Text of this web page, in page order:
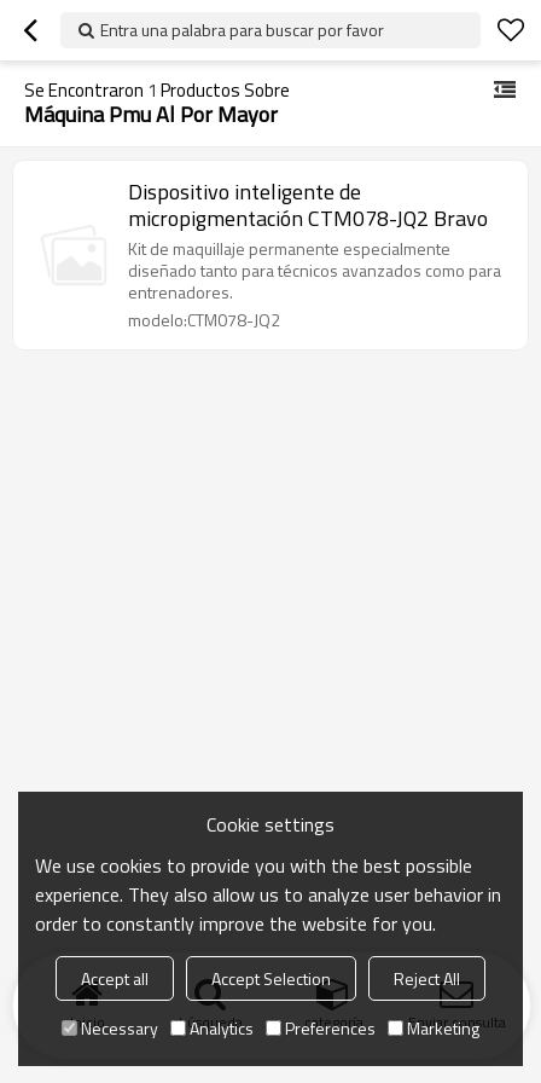
Entra una palabra para buscar por favor
Se Encontraron 1 Productos Sobre
Máquina Pmu Al Por Mayor
Dispositivo inteligente de
micropigmentación CTM078-JQ2 Bravo
Kit de maquillaje permanente especialmente
diseñado tanto para técnicos avanzados como para
entrenadores.
modelo:CTM078-JQ2
Inicio búsqueda categoría Enviar consulta
Cookie settings
We use cookies to provide you with the best possible
experience. They also allow us to analyze user behavior in
order to constantly improve the website for you.
Accept all Accept Selection
Reject All
Necessary
Analytics Preferences Marketing